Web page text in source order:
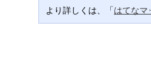
より詳しくは、「はてなマ